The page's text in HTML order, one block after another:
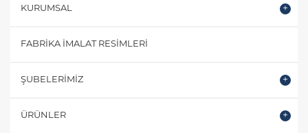
KURUMSAL
FABRIKA İMALAT RESIMLERI
ŞUBELERIMIZ
ÜRÜNLER